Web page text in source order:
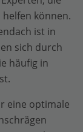
helfen können.
ist in
sich durch
häufig in
eine optimale